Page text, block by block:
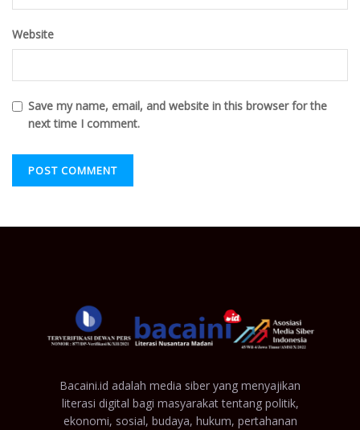
Website
Save my name, email, and website in this browser for the
next time I comment.
Bacaini.id adalah media siber yang menyajikan
literasi digital bagi masyarakat tentang politik,
ekonomi, sosial, budaya, hukum, pertahanan